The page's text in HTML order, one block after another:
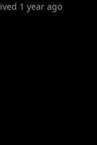
1 year ago